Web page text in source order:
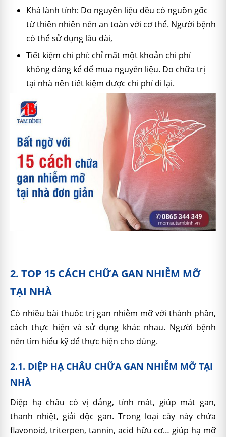
Khá lành tính: Do nguyên liệu đều có nguồn gốc
từ thiên nhiên nên an toàn với cơ thể. Người bệnh
có thể sử dụng lâu dài,
Tiết kiệm chi phí: chỉ mất một khoản chi phí
không đáng kể để mua nguyên liệu. Do chữa trị
tại nhà nên tiết kiệm được chi phí đi lại.
2. TOP 15 CÁCH CHỮA GAN NHIỄM MỠ
TẠI NHÀ
Có nhiều bài thuốc trị gan nhiễm mỡ với thành phần,
cách thực hiện và sử dụng khác nhau. Người bệnh
nên tìm hiểu kỹ để thực hiện cho đúng.
2.1. DIỆP HẠ CHÂU CHỮA GAN NHIỄM MỠ TẠI
NHÀ
Diệp hạ châu có vị đắng, tính mát, giúp mát gan,
thanh nhiệt, giải độc gan. Trong loại cây này chứa
flavonoid, triterpen, tannin, acid hữu cơ… giúp hạ mỡ